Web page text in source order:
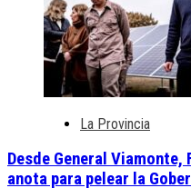
La Provincia
Desde General
anota para pelear la